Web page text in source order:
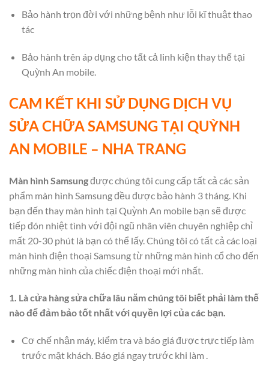
Bảo hành trọn đời với những bệnh như lỗi kĩ thuật thao
tác
Bảo hành trên áp dụng cho tất cả linh kiện thay thế tại
Quỳnh An mobile.
CAM KẾT KHI SỬ DỤNG DỊCH VỤ
SỬA CHỮA SAMSUNG TẠI QUỲNH
AN MOBILE – NHA TRANG
Màn hình Samsungđược chúng tôi cung cấp tất cả các sản
phẩm màn hình Samsung đều được bảo hành 3 tháng. Khi
bạn đến thay màn hình tại Quỳnh An mobile bạn sẽ được
tiếp đón nhiệt tình với đội ngũ nhân viên chuyên nghiệp chỉ
mất 20-30 phút là bạn có thể lấy. Chúng tôi có tất cả các loại
màn hình điện thoại Samsung từ những màn hình cổ cho đến
những màn hình của chiếc điện thoại mới nhất.
1. Là cửa hàng sửa chữa lâu năm chúng tôi biết phải làm thế
nào để đảm bảo tốt nhất với quyền lợi của các bạn.
Cơ chế nhận máy, kiểm tra và báo giá được trực tiếp làm
trước mặt khách. Báo giá ngay trước khi làm .